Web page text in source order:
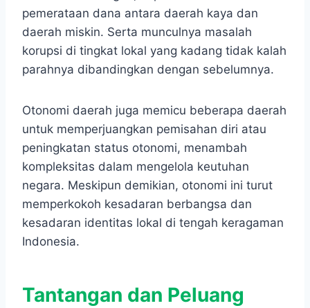
pemerataan dana antara daerah kaya dan
daerah miskin. Serta munculnya masalah
korupsi di tingkat lokal yang kadang tidak kalah
parahnya dibandingkan dengan sebelumnya.
Otonomi daerah juga memicu beberapa daerah
untuk memperjuangkan pemisahan diri atau
peningkatan status otonomi, menambah
kompleksitas dalam mengelola keutuhan
negara. Meskipun demikian, otonomi ini turut
memperkokoh kesadaran berbangsa dan
kesadaran identitas lokal di tengah keragaman
Indonesia.
Tantangan dan Peluang